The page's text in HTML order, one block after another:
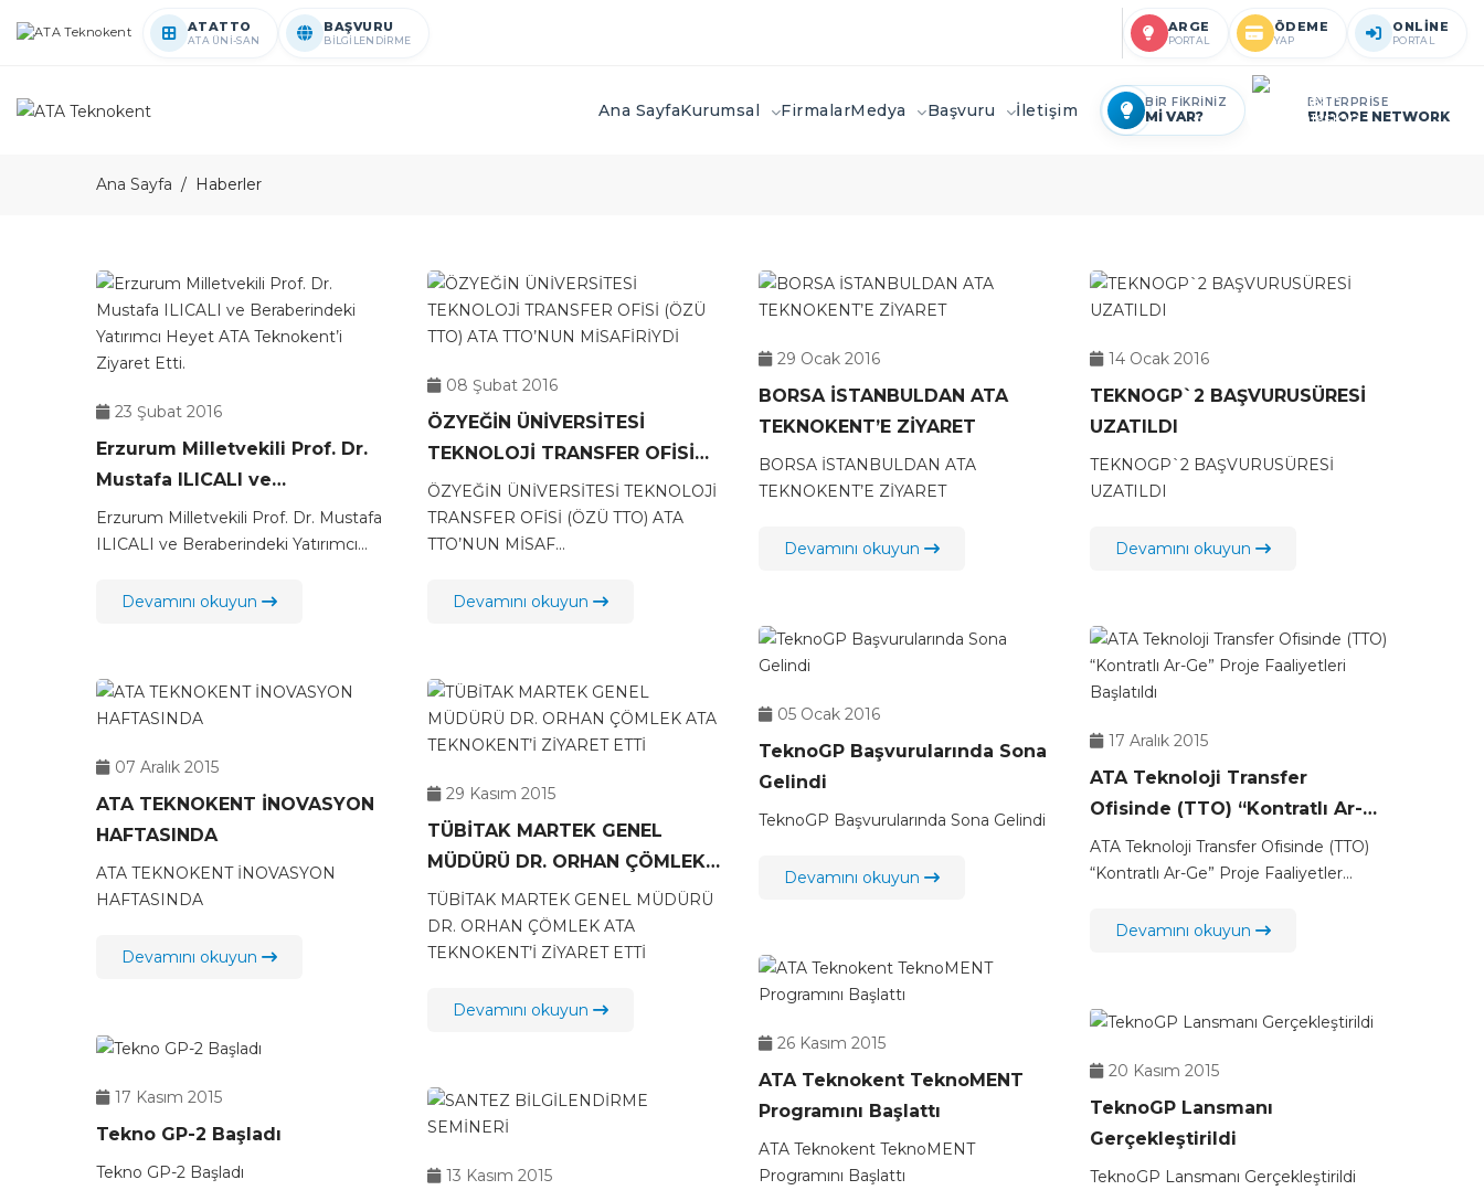
ATATTO
ATA ÜNİ-SAN
BAŞVURU
BİLGİLENDİRME
ARGE
PORTAL
ÖDEME
YAP
ONLİNE
PORTAL
Ana SayfaKurumsal FirmalarMedya Başvuru İletişim BİR FİKRİNİZ
Mİ VAR?
ENTERPRİSE
EUROPE NETWORK
Ana Sayfa Haberler
23 Şubat 2016
Erzurum Milletvekili Prof. Dr.
Mustafa ILICALI ve
Beraberindeki Yatırımcı Heyet
ATA Teknokent’i Ziyaret Etti.
Erzurum Milletvekili Prof. Dr. Mustafa
ILICALI ve Beraberindeki Yatırımcı...
Devamını okuyun
08 Şubat 2016
ÖZYEĞİN ÜNİVERSİTESİ
TEKNOLOJİ TRANSFER OFİSİ
(ÖZÜ TTO) ATA TTO’NUN
MİSAFİRİYDİ
ÖZYEĞİN ÜNİVERSİTESİ TEKNOLOJİ
TRANSFER OFİSİ (ÖZÜ TTO) ATA
TTO’NUN MİSAF...
Devamını okuyun
29 Ocak 2016
BORSA İSTANBULDAN ATA
TEKNOKENT’E ZİYARET
BORSA İSTANBULDAN ATA
TEKNOKENT’E ZİYARET
Devamını okuyun
14 Ocak 2016
TEKNOGP`2 BAŞVURUSÜRESİ
UZATILDI
TEKNOGP`2 BAŞVURUSÜRESİ
UZATILDI
Devamını okuyun
05 Ocak 2016
TeknoGP Başvurularında Sona
Gelindi
TeknoGP Başvurularında Sona Gelindi
Devamını okuyun
17 Aralık 2015
ATA Teknoloji Transfer
Ofisinde (TTO) “Kontratlı Ar-
Ge” Proje Faaliyetleri Başlatıldı
ATA Teknoloji Transfer Ofisinde (TTO)
“Kontratlı Ar-Ge” Proje Faaliyetler...
Devamını okuyun
07 Aralık 2015
ATA TEKNOKENT İNOVASYON
HAFTASINDA
ATA TEKNOKENT İNOVASYON
HAFTASINDA
Devamını okuyun
29 Kasım 2015
TÜBİTAK MARTEK GENEL
MÜDÜRÜ DR. ORHAN ÇÖMLEK
ATA TEKNOKENT’İ ZİYARET
ETTİ
TÜBİTAK MARTEK GENEL MÜDÜRÜ
DR. ORHAN ÇÖMLEK ATA
TEKNOKENT’İ ZİYARET ETTİ
Devamını okuyun
26 Kasım 2015
ATA Teknokent TeknoMENT
Programını Başlattı
ATA Teknokent TeknoMENT
Programını Başlattı
20 Kasım 2015
TeknoGP Lansmanı
Gerçekleştirildi
TeknoGP Lansmanı Gerçekleştirildi
17 Kasım 2015
Tekno GP-2 Başladı
Tekno GP-2 Başladı 13 Kasım 2015